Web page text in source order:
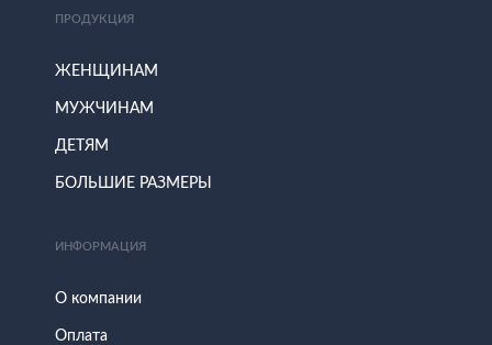
ПРОДУКЦИЯ
ЖЕНЩИНАМ
МУЖЧИНАМ
ДЕТЯМ
БОЛЬШИЕ РАЗМЕРЫ
ИНФОРМАЦИЯ
О компании
Оплата